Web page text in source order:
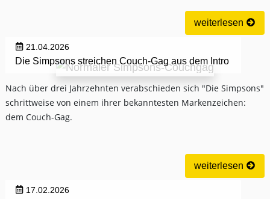
weiterlesen
21.04.2026
Die Simpsons streichen Couch-Gag aus dem Intro
Nach über drei Jahrzehnten verabschieden sich "Die Simpsons"
schrittweise von einem ihrer bekanntesten Markenzeichen:
dem Couch-Gag.
weiterlesen
17.02.2026